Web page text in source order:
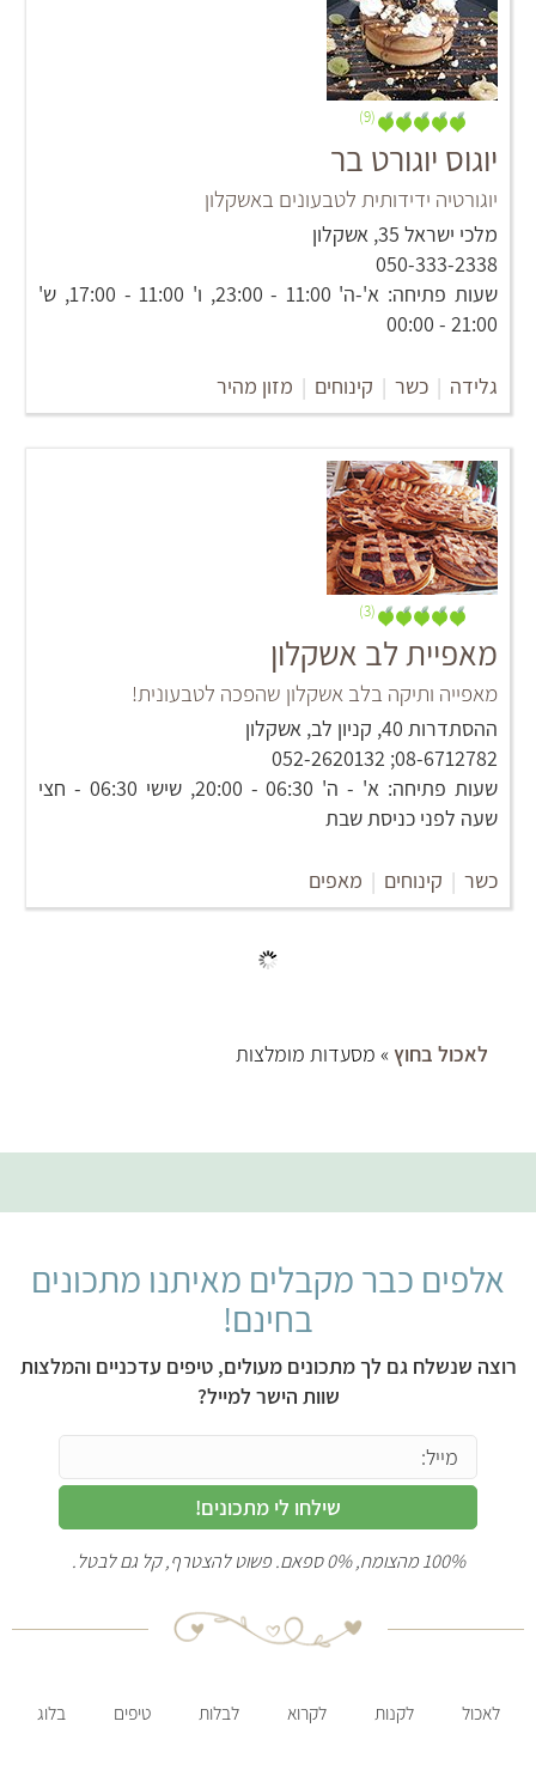
(9)
יוגוס יוגורט בר
יוגורטיה ידידותית לטבעונים באשקלון
מלכי ישראל 35, אשקלון
050-333-2338‏
שעות פתיחה: א'-ה' 11:00 - 23:00, ו' 11:00 - 17:00, ש'
21:00 - 00:00
גלידה | כשר | קינוחים | מזון מהיר
(3)
מאפיית לב אשקלון
מאפייה ותיקה בלב אשקלון שהפכה לטבעונית!
ההסתדרות 40, קניון לב, אשקלון
08-6712782; 052-2620132
שעות פתיחה: א' - ה' 06:30 - 20:00, שישי 06:30 - חצי
שעה לפני כניסת שבת
כשר | קינוחים | מאפים
מדלן - Madlen
שעות פתיחה: א'-ה' 8:30-23:00 שישי- 7:00-15:00
בורגר ושווארמה | קינוחים | כשר
נגילה
02-6223331
שעות פתיחה: שעות פתיחה: א'-ה' 11:00 -22:00, שישי
בורגר ושווארמה | ארוחות בוקר | פסטה | כשר
נוקטורנו